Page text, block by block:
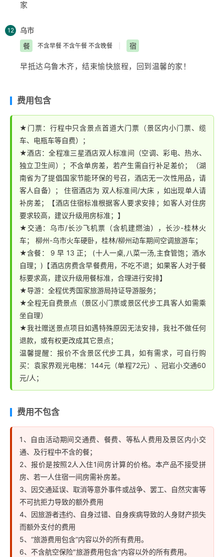
好的亲子时光……
印到扇子上
活动三：遇见爸妈的童年。滚铁圈，抽陀螺等游戏互动重
现70后，80后爸妈童年的玩乐方式，让孩子体验爸妈的
游览“东方威尼斯环城水系”桂林最大的中心公园
和杉湖的统称，在阳桥处相连，两湖自古就一直互通互
连，如同姐妹，故得名。榕杉湖是两江四湖环城水系中最
能体现“城在景中，景在城中”的山水格局。后乘动车赴柳
家
12
乌市
餐
不含早餐 不含午餐 不含晚餐 宿
早抵达乌鲁木齐，结束愉快旅程，回到温馨的家！
费用包含
★门票：行程中只含景点首道大门票（景区内小门票、缆
车、电瓶车等自费）；
★酒店：全程准三星酒店双人标准间（空调、彩电、热水、
独立卫生间）；不含单房差，若产生需自行补足差价；（湖
南省为了提倡国家节能环保的号召，酒店无一次性用品，请
客人自备）； 住宿酒店为 双人标准间/大床 ，如出现单人请
补房差；【酒店住宿标准根据客人要求安排；如客人对住房
要求较高，建议升级用房标准；】
★交通：乌市/长沙飞机票（含机建燃油），长沙-桂林火
车； 柳州-乌市火车硬卧，桂林/柳州动车期间空调旅游车；
★含餐： 9 早 13 正； (十人一桌,八菜一汤,主食管饱；酒水
自理；)【酒店房费含早餐费用，不吃不退；如果客人对于餐
标要求高，建议升级用餐标准，合理进行安排】
★导游：全程优秀国家旅游局持证导游服务；
★全程无自费景点（景区小门票或景区代步工具客人如需乘
坐自理）
★我社赠送景点项目如遇特殊原因无法安排，我社不做任何
退款，或有权更改成其它景点；
温馨提醒：报价不含景区代步工具，如有需求，可自行购
买：袁家界观光电梯：144元（单程72元）、冠岩小交通60
元/人；
费用不包含
1、自由活动期间交通费、餐费、等私人费用及景区内小交
通、及行程中不含的餐；
2、报价是按照2人入住1间房计算的价格。本产品不接受拼
房、若一人住宿一间房需补房差。
3、因交通延误、取消等意外事件或战争、罢工、自然灾害等
不可抗拒力导致的额外费用
4、因旅游者违约、自身过错、自身疾病导致的人身财产损失
而额外支付的费用
5、“旅游费用包含”内容以外的所有费用。
6、不含航空保险"旅游费用包含"内容以外的所有费用。